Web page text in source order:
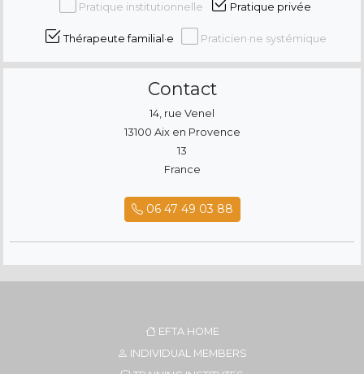
Pratique institutionnelle Pratique privée
Thérapeute familial·e Praticien·ne systémique
Contact
14, rue Venel
13100 Aix en Provence
13
France
06 47 49 03 88
EFTA HOME
INDIVIDUAL MEMBERS